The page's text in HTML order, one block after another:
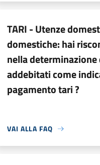
TARI - Utenze
domestiche: hai
nella
addebitati come
pagamento tari ?
VAI ALLA FAQ